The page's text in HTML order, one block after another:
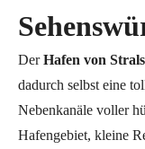
DerHafen von
dadurch selbst eine
Nebenkanäle voller
Hafengebiet, kleine